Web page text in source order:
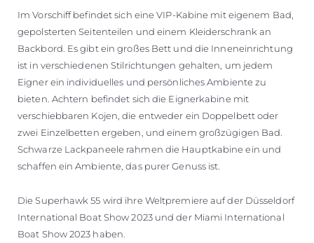
Im Vorschiff befindet sich eine VIP-Kabine mit eigenem Bad,
gepolsterten Seitenteilen und einem Kleiderschrank an
Backbord. Es gibt ein großes Bett und die Inneneinrichtung
ist in verschiedenen Stilrichtungen gehalten, um jedem
Eigner ein individuelles und persönliches Ambiente zu
bieten. Achtern befindet sich die Eignerkabine mit
verschiebbaren Kojen, die entweder ein Doppelbett oder
zwei Einzelbetten ergeben, und einem großzügigen Bad.
Schwarze Lackpaneele rahmen die Hauptkabine ein und
schaffen ein Ambiente, das purer Genuss ist.
Die Superhawk 55 wird ihre Weltpremiere auf der Düsseldorf
International Boat Show 2023 und der Miami International
Boat Show 2023 haben.